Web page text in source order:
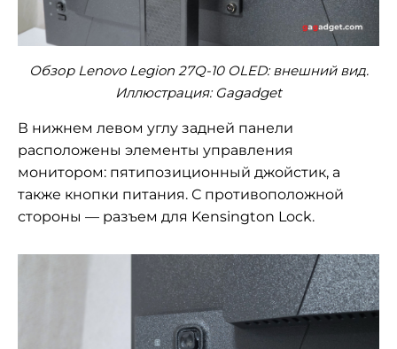
Обзор Lenovo Legion 27Q-10 OLED: внешний вид.
Иллюстрация: Gagadget
В нижнем левом углу задней панели
расположены элементы управления
монитором: пятипозиционный джойстик, а
также кнопки питания. С противоположной
стороны — разъем для Kensington Lock.